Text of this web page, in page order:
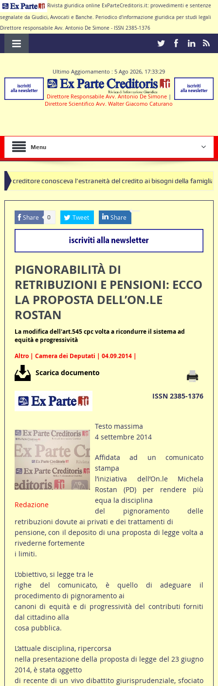
Rivista giuridica online ExParteCreditoris.it: provvedimenti e sentenze
segnalate da Giudici, Avvocati e Banche. Periodico d'informazione giuridica per studi legali
Direttore responsabile Avv. Antonio De Simone - ISSN 2385-1376
Ultimo Aggiornamento : 5 Ago 2026, 17:33:29
Direttore Responsabile Avv. Antonio De Simone |
Direttore Scientifico Avv. Walter Giacomo Caturano
Menu
conosceva l’estraneità del credito ai bisogni della famiglia
deve produrre il contratto di conto corrente
Share 0 Tweet Share
PIGNORABILITÀ DI
RETRIBUZIONI E PENSIONI: ECCO
LA PROPOSTA DELL’ON.LE
ROSTAN
La modifica dell'art.545 cpc volta a ricondurre il sistema ad
equità e progressività
Altro | Camera dei Deputati | 04.09.2014 |
Scarica documento
ISSN 2385-1376
Redazione
Testo massima
4 settembre 2014
Affidata ad un comunicato
stampa
l’iniziativa dell’On.le Michela
Rostan (PD) per rendere più
equa la disciplina
del pignoramento delle
retribuzioni dovute ai privati e dei trattamenti di
pensione, con il deposito di una proposta di legge volta a
rivederne fortemente
i limiti.
L’obiettivo, si legge tra le
righe del comunicato, è quello di adeguare il
procedimento di pignoramento ai
canoni di equità e di progressività del contributi forniti
dal cittadino alla
cosa pubblica.
L’attuale disciplina, ripercorsa
nella presentazione della proposta di legge del 23 giugno
2014, è stata oggetto
di recente di un vivo dibattito giurisprudenziale, sfociato